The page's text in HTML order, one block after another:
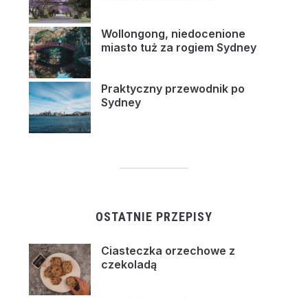
Wollongong, niedocenione
miasto tuż za rogiem Sydney
Praktyczny przewodnik po
Sydney
OSTATNIE PRZEPISY
Ciasteczka orzechowe z
czekoladą